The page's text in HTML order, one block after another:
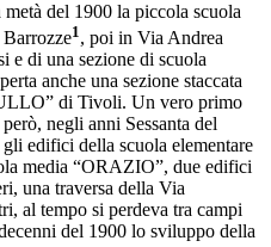
del 1900 la piccola scuola
1, poi in Via Andrea
e di una sezione di scuola
anche una sezione staccata
di Tivoli. Un vero primo
negli anni Sessanta del
edifici della scuola elementare
media “ORAZIO”, due edifici
una traversa della Via
al tempo si perdeva tra campi
del 1900 lo sviluppo della